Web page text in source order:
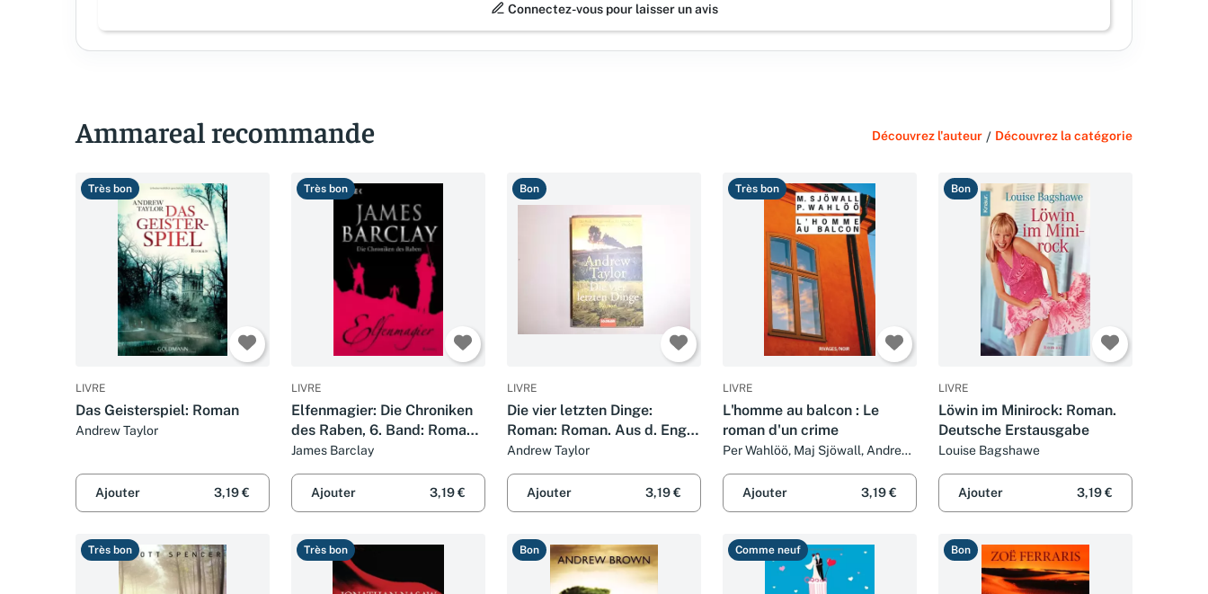
Connectez-vous pour laisser un avis
Ammareal recommande Découvrez l'auteur / Découvrez la catégorie
Très bon
LIVRE
Das Geisterspiel: Roman
Andrew Taylor
Ajouter 3,19 €
Très bon
LIVRE
Elfenmagier: Die Chroniken
des Raben, 6. Band: Roman.
Deutsche Erstausgabe
James Barclay
Ajouter 3,19 €
Bon
LIVRE
Die vier letzten Dinge:
Roman: Roman. Aus d. Engl.
v. Renate Orth-Guttmann.
(Goldmann Allgemeine
Reihe)
Andrew Taylor
Ajouter 3,19 €
Très bon
LIVRE
L'homme au balcon : Le
roman d'un crime
Per Wahlöö, Maj Sjöwall, Andrew
Ajouter
3,19 €
Bon
LIVRE
Löwin im Minirock: Roman.
Deutsche Erstausgabe
Louise Bagshawe
Ajouter 3,19 €
Très bon Très bon Bon Comme neuf Bon